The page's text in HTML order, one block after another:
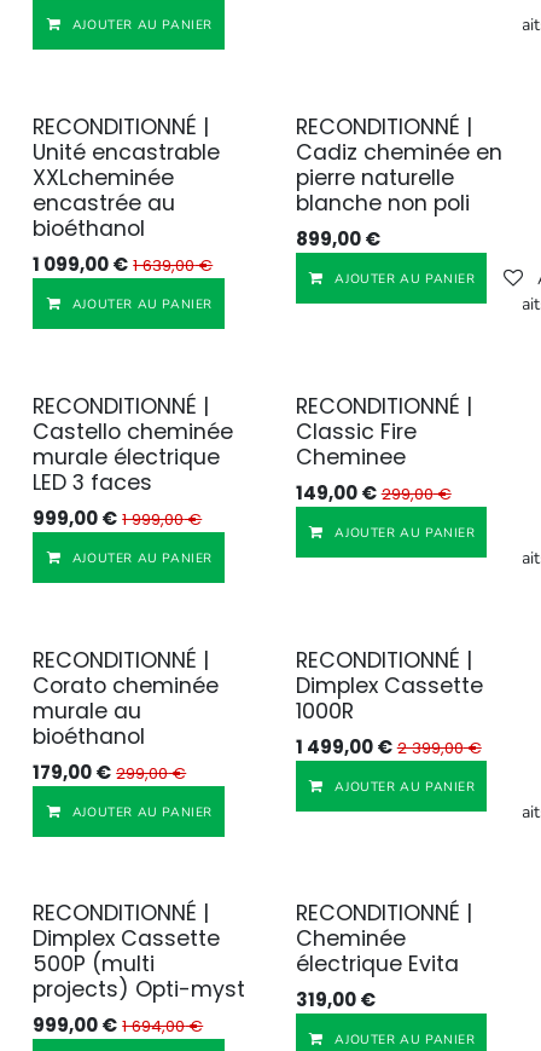
AJOUTER AU PANIER Ajouter à la liste de
Reconditionné
RECONDITIONNÉ |
Unité encastrable
XXLcheminée
encastrée au
bioéthanol
1 099,00€ 1 639,00€
AJOUTER AU PANIER Ajouter à la liste de
Reconditionné
RECONDITIONNÉ |
Cadiz cheminée en
pierre naturelle
blanche non poli
899,00€
AJOUTER AU PANIER
Reconditionné
RECONDITIONNÉ |
Castello cheminée
murale électrique
LED 3 faces
999,00€ 1 999,00€
AJOUTER AU PANIER Ajouter à la liste de
Reconditionné
RECONDITIONNÉ |
Classic Fire
Cheminee
149,00€ 299,00€
AJOUTER AU PANIER
Reconditionné
RECONDITIONNÉ |
Corato cheminée
murale au
bioéthanol
179,00€ 299,00€
AJOUTER AU PANIER Ajouter à la liste de
Reconditionné
RECONDITIONNÉ |
Dimplex Cassette
1000R
1 499,00€ 2 399,00€
AJOUTER AU PANIER
Reconditionné
RECONDITIONNÉ |
Dimplex Cassette
500P (multi
projects) Opti-myst
999,00€ 1 694,00€
Reconditionné
RECONDITIONNÉ |
Cheminée
électrique Evita
319,00€
AJOUTER AU PANIER